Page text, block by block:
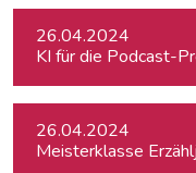
26.04.2024
KI für die Podcast-
26.04.2024
Meisterklasse